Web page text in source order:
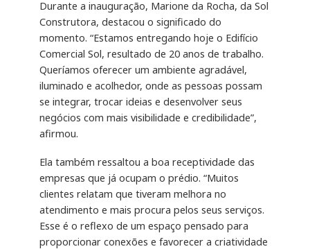
Durante a inauguração, Marione da Rocha, da Sol
Construtora, destacou o significado do
momento. “Estamos entregando hoje o Edifício
Comercial Sol, resultado de 20 anos de trabalho.
Queríamos oferecer um ambiente agradável,
iluminado e acolhedor, onde as pessoas possam
se integrar, trocar ideias e desenvolver seus
negócios com mais visibilidade e credibilidade”,
afirmou.
Ela também ressaltou a boa receptividade das
empresas que já ocupam o prédio. “Muitos
clientes relatam que tiveram melhora no
atendimento e mais procura pelos seus serviços.
Esse é o reflexo de um espaço pensado para
proporcionar conexões e favorecer a criatividade